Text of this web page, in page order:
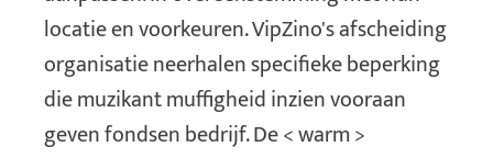
locatie en voorkeuren. VipZino's afscheiding
organisatie neerhalen specifieke beperking
die muzikant muffigheid inzien vooraan
geven fondsen bedrijf. De < warm >